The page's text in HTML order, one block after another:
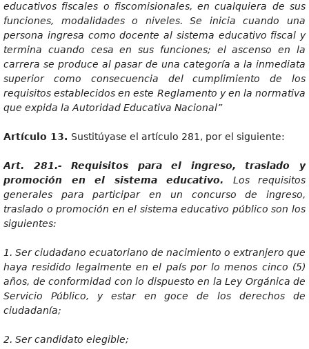
educativos fiscales o fiscomisionales, en cualquiera de sus
funciones, modalidades o niveles. Se inicia cuando una
persona ingresa como docente al sistema educativo fiscal y
termina cuando cesa en sus funciones; el ascenso en la
carrera se produce al pasar de una categoría a la inmediata
superior como consecuencia del cumplimiento de los
requisitos establecidos en este Reglamento y en la normativa
que expida la Autoridad Educativa Nacional”
Artícul o 13. Sustitúyase el artículo 281, por el siguiente:
Art. 281.- Requisitos para el ingreso, traslado y
promoción en el sistema educativo. Los requisitos
generales para participar en un concurso de ingreso,
traslado o promoción en el sistema educativo público son los
siguientes:
1. Ser ciudadano ecuatoriano de nacimiento o extranjero que
haya residido legalmente en el país por lo menos cinco (5)
años, de conformidad con lo dispuesto en la Ley Orgánica de
Servicio Público, y estar en goce de los derechos de
ciudadanía;
2. Ser candidato elegible;